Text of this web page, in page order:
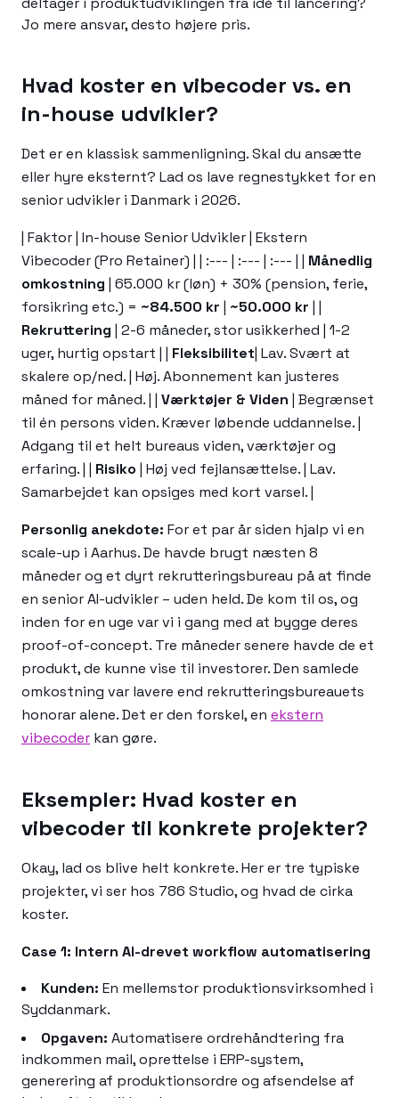
Jo mere ansvar, desto højere pris.
Hvad koster en vibecoder vs. en
in-house udvikler?
Det er en klassisk sammenligning. Skal du ansætte
eller hyre eksternt? Lad os lave regnestykket for en
senior udvikler i Danmark i 2026.
| Faktor | In-house Senior Udvikler | Ekstern
Vibecoder (Pro Retainer) | | :--- | :--- | :--- | | Månedlig
omkostning | 65.000 kr (løn) + 30% (pension, ferie,
forsikring etc.) = ~84.500 kr | ~50.000 kr | |
Rekruttering | 2-6 måneder, stor usikkerhed | 1-2
uger, hurtig opstart | | Fleksibilitet| Lav. Svært at
skalere op/ned. | Høj. Abonnement kan justeres
måned for måned. | | Værktøjer & Viden | Begrænset
til én persons viden. Kræver løbende uddannelse. |
Adgang til et helt bureaus viden, værktøjer og
erfaring. | | Risiko | Høj ved fejlansættelse. | Lav.
Samarbejdet kan opsiges med kort varsel. |
Personlig anekdote: For et par år siden hjalp vi en
scale-up i Aarhus. De havde brugt næsten 8
måneder og et dyrt rekrutteringsbureau på at finde
en senior AI-udvikler – uden held. De kom til os, og
inden for en uge var vi i gang med at bygge deres
proof-of-concept. Tre måneder senere havde de et
produkt, de kunne vise til investorer. Den samlede
omkostning var lavere end rekrutteringsbureauets
honorar alene. Det er den forskel, en ekstern
vibecoder kan gøre.
Eksempler: Hvad koster en
vibecoder til konkrete projekter?
Okay, lad os blive helt konkrete. Her er tre typiske
projekter, vi ser hos 786 Studio, og hvad de cirka
koster.
Case 1: Intern AI-drevet workflow automatisering
Kunden: En mellemstor produktionsvirksomhed i
Syddanmark.
Opgaven: Automatisere ordrehåndtering fra
indkommen mail, oprettelse i ERP-system,
generering af produktionsordre og afsendelse af